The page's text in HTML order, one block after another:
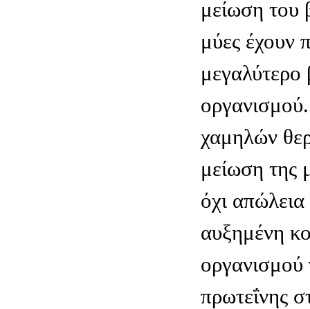
μείωση του
μύες έχουν
μεγαλύτερο
χαμηλών
μείωση της
όχι
αυξημένη
οργανισμού
πρωτεΐνης